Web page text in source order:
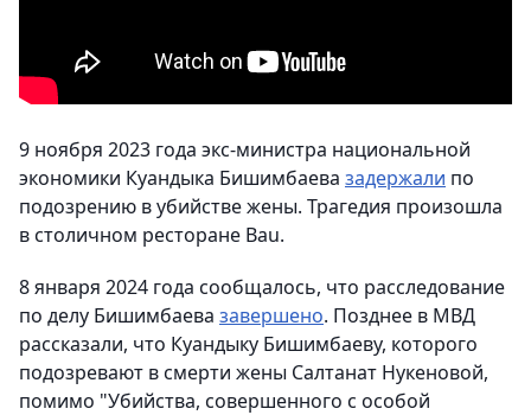
9 ноября 2023 года экс-министра национальной
экономики Куандыка Бишимбаева задержали по
подозрению в убийстве жены. Трагедия произошла
в столичном ресторане Bau.
8 января 2024 года сообщалось, что расследование
по делу Бишимбаева завершено. Позднее в МВД
рассказали, что Куандыку Бишимбаеву, которого
подозревают в смерти жены Салтанат Нукеновой,
помимо "Убийства, совершенного с особой